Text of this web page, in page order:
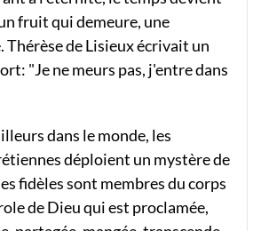
fruit qui demeure, une
Thérèse de Lisieux écrivait un
"Je ne meurs pas, j'entre dans
dans le monde, les
déploient un mystère de
fidèles sont membres du corps
de Dieu qui est proclamée,